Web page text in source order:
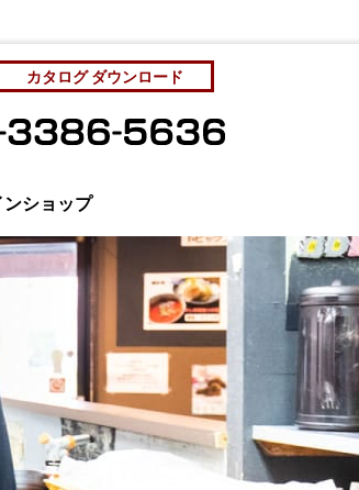
カタログ ダウンロード
サンプル麺をご注文
ード サンプル麺をご注文
お問い合わせ
ラーメン店の展開を
個人情報保護方針 アクセス
ショップ
ング店